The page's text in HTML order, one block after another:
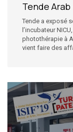
Tende
Tende a exposé
l’incubateur
photothérapie à
vient faire des